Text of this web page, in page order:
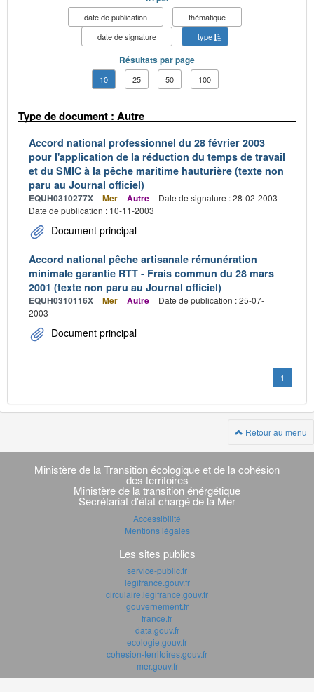
date de publication
thématique
date de signature
type
Résultats par page
10 25 50 100
Type de document : Autre
Accord national professionnel du 28 février 2003
pour l'application de la réduction du temps de travail
et du SMIC à la pêche maritime hauturière (texte non
paru au Journal officiel)
EQUH0310277X Mer Autre
Date de signature : 28-02-2003
Date de publication : 10-11-2003
Document principal
Accord national pêche artisanale rémunération
minimale garantie RTT - Frais commun du 28 mars
2001 (texte non paru au Journal officiel)
EQUH0310116X Mer Autre
Date de publication : 25-07-
2003
Document principal
1
Retour au menu
Navigation
transverse
Ministère de la Transition écologique et de la cohésion
des territoires
Ministère de la transition énérgétique
Secrétariat d'état chargé de la Mer
Accessibilité
Mentions légales
Les sites publics
service-public.fr
legifrance.gouv.fr
circulaire.legifrance.gouv.fr
gouvernement.fr
france.fr
data.gouv.fr
ecologie.gouv.fr
cohesion-territoires.gouv.fr
mer.gouv.fr